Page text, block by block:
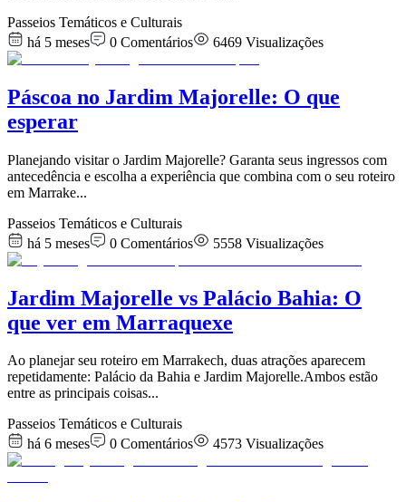
Passeios Temáticos e Culturais
há 5 meses
0 Comentários 6469 Visualizações
Páscoa no Jardim Majorelle: O que
esperar
Planejando visitar o Jardim Majorelle? Garanta seus ingressos com
antecedência e escolha a experiência que combina com o seu roteiro
em Marrake...
Passeios Temáticos e Culturais
há 5 meses
0 Comentários 5558 Visualizações
Jardim Majorelle vs Palácio Bahia: O
que ver em Marraquexe
Ao planejar seu roteiro em Marrakech, duas atrações aparecem
repetidamente: Palácio da Bahia e Jardim Majorelle.Ambos estão
entre as principais coisas...
Passeios Temáticos e Culturais
há 6 meses
0 Comentários 4573 Visualizações